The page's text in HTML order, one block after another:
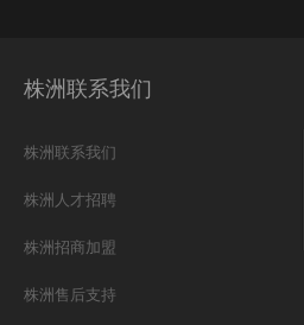
株洲联系我们
株洲联系我们
株洲人才招聘
株洲招商加盟
株洲售后支持